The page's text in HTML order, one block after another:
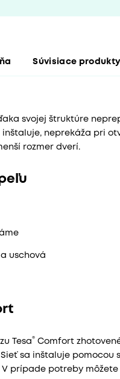
Súvisiace produkty
svojej štruktúre
neprekáža pri
rozmer dverí.
uschová
Tesa ® Comfort
sa inštaluje pomocou
prípade potreby